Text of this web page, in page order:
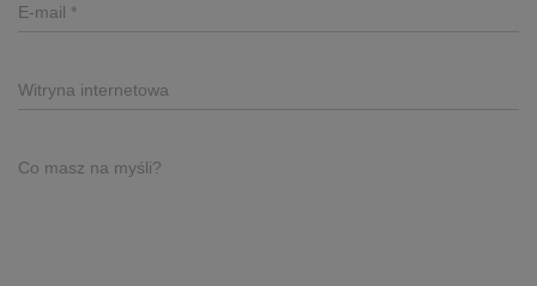
E-mail *
Witryna internetowa
Co masz na myśli?